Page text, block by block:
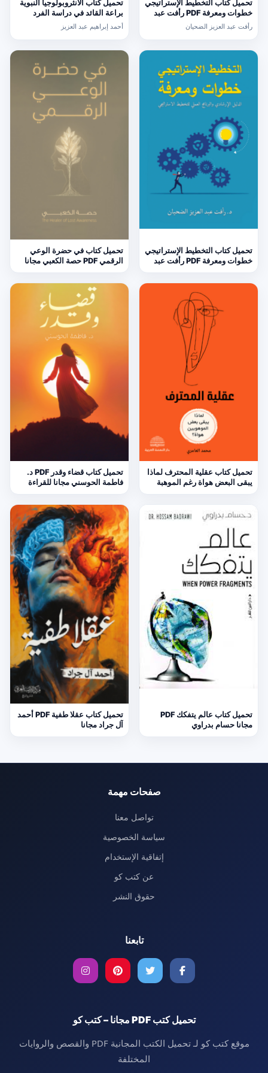
تحميل كتاب التخطيط الإستراتيجي
خطوات ومعرفة PDF رأفت عبد
العزيز الضحيان
رأفت عبد العزيز الضحيان
تحميل كتاب الأنثروبولوجيا النبوية
براعة القائد في دراسة الفرد
والمجتمع PDF أحمد إبراهيم عبد
العزيز
أحمد إبراهيم عبد العزيز
تحميل كتاب التخطيط الإستراتيجي
خطوات ومعرفة PDF رأفت عبد
العزيز الضحيان مجانا
تحميل كتاب في حضرة الوعي
الرقمي PDF حصة الكعبي مجانا
تحميل كتاب عقلية المحترف لماذا
يبقى البعض هواة رغم الموهبة
PDF محمد العامري
تحميل كتاب قضاء وقدر PDF د.
فاطمة الحوسني مجانا للقراءة
والدراسة
تحميل كتاب عالم يتفكك PDF
مجانا حسام بدراوي
تحميل كتاب عقلا طفية PDF أحمد
آل جراد مجانا
صفحات مهمة
تواصل معنا
سياسة الخصوصية
إتفاقية الإستخدام
عن كتب كو
حقوق النشر
تابعنا
تحميل كتب PDF مجانا – كتب كو
موقع كتب كو لـ تحميل الكتب المجانية PDF والقصص والروايات
المختلفة